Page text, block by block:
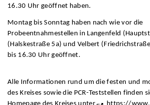
16.30 Uhr geöffnet haben.
Montag bis Sonntag haben nach wie vor die
Probeentnahmestellen in Langenfeld
(Halskestraße 5a) und Velbert
bis 16.30 Uhr geöffnet.
Alle Informationen rund um die festen und
des Kreises sowie die PCR-Teststellen finden